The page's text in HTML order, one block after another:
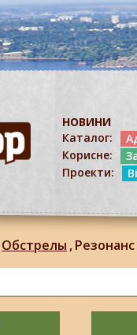
НОВИНИ
Каталог:
Корисне:
Проекти:
Обстрелы ,Резонанс